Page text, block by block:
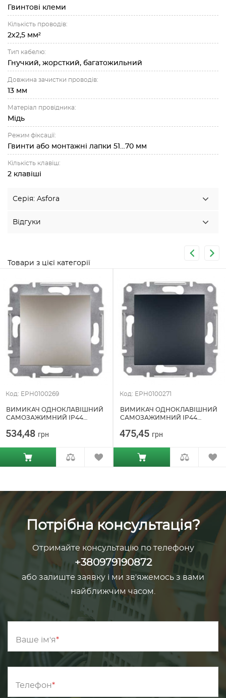
Гвинтові клеми
Кількість проводів:
2х2,5 мм²
Тип кабелю:
Гнучкий, жорсткий, багатожильний
Довжина зачистки проводів:
13 мм
Матеріал провідника:
Мідь
Режим фіксації:
Гвинти або монтажні лапки 51…70 мм
Кількість клавіш:
2 клавіші
Серія: Asfora
Відгуки
Товари з цієї категорії
Код: EPH0100269
ВИМИКАЧ ОДНОКЛАВІШНИЙ
САМОЗАЖИМНИЙ IP44
ASFORA (EPH0100269)
534,48 грн
Код: EPH0100271
ВИМИКАЧ ОДНОКЛАВІШНИЙ
САМОЗАЖИМНИЙ IP44
ELECTRIC ASFORA
475,45 грн
Потрібна консультація?
Отримайте консультацію по телефону
+380979190872
або залиште заявку і ми зв'яжемось з вами
найближчим часом.
Ваше ім'я
Телефон